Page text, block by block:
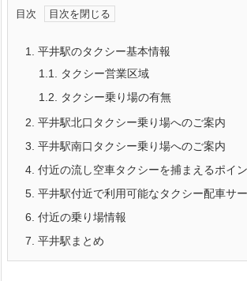
目次
1.
平井駅のタクシー基本情報
1.1.
タクシー営業区域
1.2.
タクシー乗り場の有無
2. 平井駅北口タクシー乗り場へのご案内
3. 平井駅南口タクシー乗り場へのご案内
4. 付近の流し空車タクシーを捕まえるポイ
5. 平井駅付近で利用可能なタクシー配車サ
6. 付近の乗り場情報
7. 平井駅まとめ